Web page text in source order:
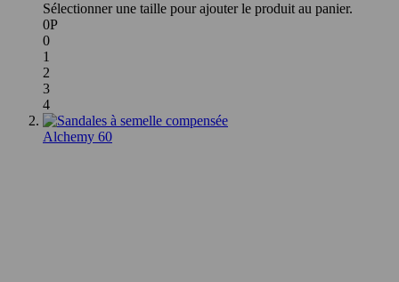
Sélectionner une taille pour ajouter le produit au panier.
0P
0
1
2
3
4